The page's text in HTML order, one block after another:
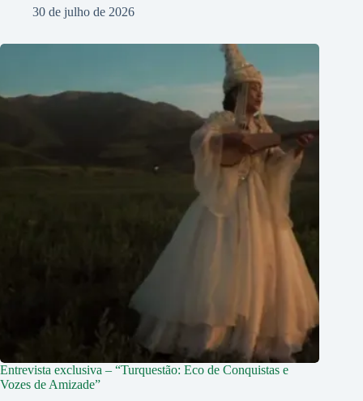
30 de julho de 2026
Entrevista exclusiva – “Turquestão: Eco de Conquistas e
Vozes de Amizade”